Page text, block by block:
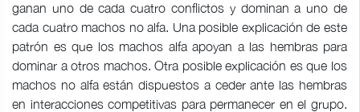
ganan uno de cada cuatro conflictos y dominan a uno de
cada cuatro machos no alfa. Una posible explicación de este
patrón es que los machos alfa apoyan a las hembras para
dominar a otros machos. Otra posible explicación es que los
machos no alfa están dispuestos a ceder ante las hembras
en interacciones competitivas para permanecer en el grupo.